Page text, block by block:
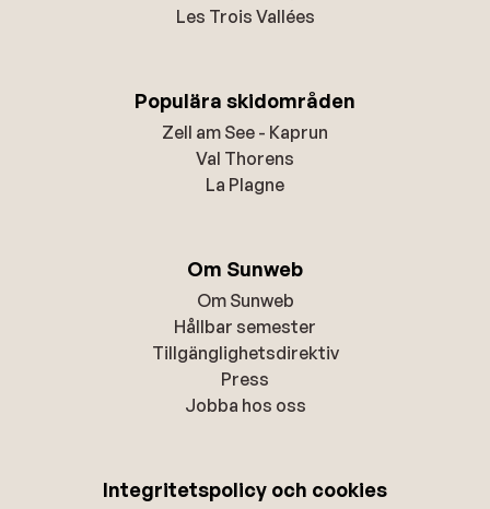
Les Trois Vallées
Populära skidområden
Zell am See - Kaprun
Val Thorens
La Plagne
Om Sunweb
Om Sunweb
Hållbar semester
Tillgänglighetsdirektiv
Press
Jobba hos oss
Integritetspolicy och cookies